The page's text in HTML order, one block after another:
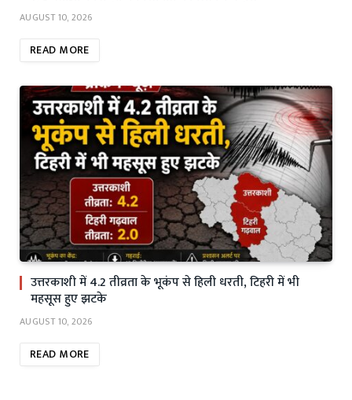
AUGUST 10, 2026
READ MORE
उत्तरकाशी में 4.2 तीव्रता के भूकंप से हिली धरती, टिहरी में भी
महसूस हुए झटके
AUGUST 10, 2026
READ MORE